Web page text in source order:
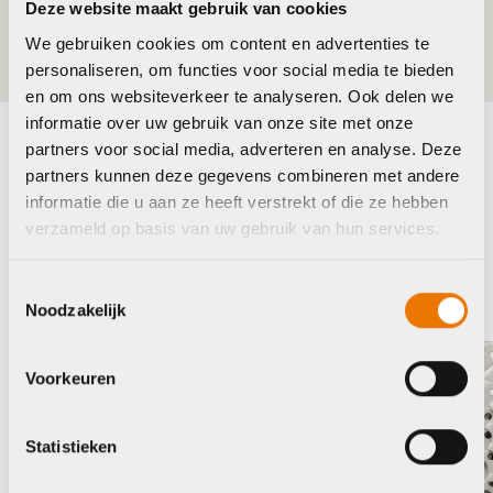
Deze website maakt gebruik van cookies
We gebruiken cookies om content en advertenties te
personaliseren, om functies voor social media te bieden
en om ons websiteverkeer te analyseren. Ook delen we
informatie over uw gebruik van onze site met onze
partners voor social media, adverteren en analyse. Deze
partners kunnen deze gegevens combineren met andere
informatie die u aan ze heeft verstrekt of die ze hebben
verzameld op basis van uw gebruik van hun services.
Noodzakelijk
Voorkeuren
Statistieken
Kleur
Maak je fiets compleet
Bekijk alle accessoires